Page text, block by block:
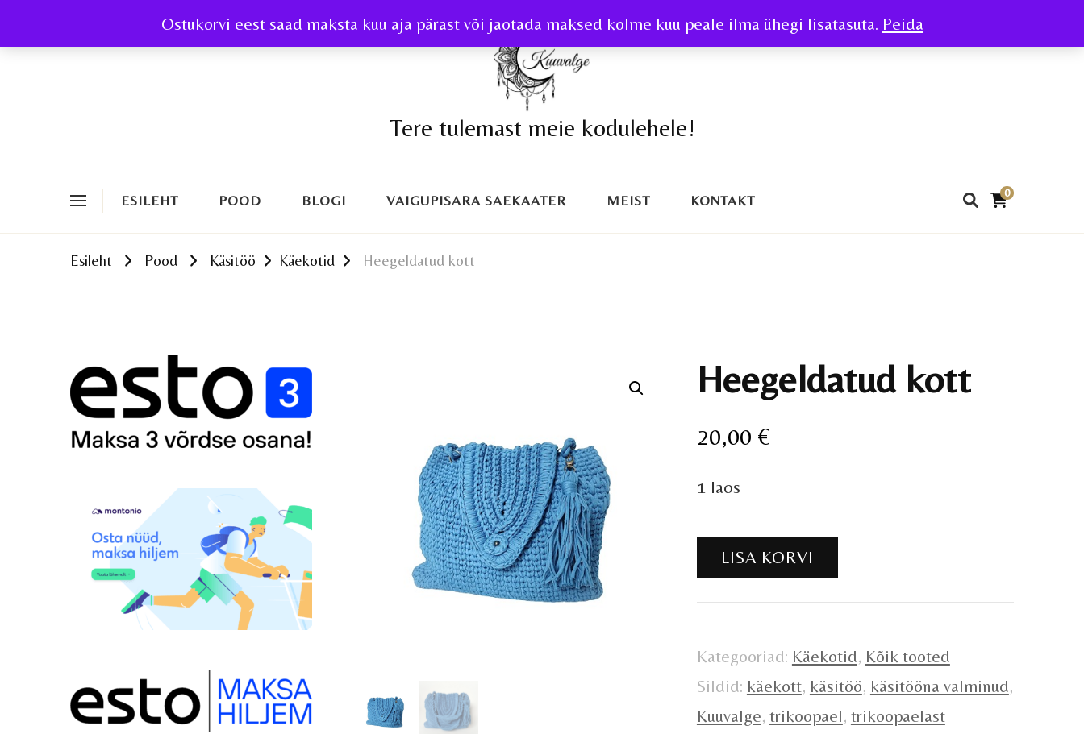
Ostukorvi eest saad maksta kuu aja pärast või jaotada maksed kolme kuu peale ilma ühegi lisatasuta. Peida
Tere tulemast meie kodulehele!
ESILEHT POOD BLOGI VAIGUPISARA SAEKAATER MEIST KONTAKT
0
Esileht Pood Käsitöö Käekotid Heegeldatud kott
Heegeldatud kott
20,00 €
1 laos
Heegeldatud
kott
LISA KORVI
Kategooriad: Käekotid, Kõik tooted
Sildid: käekott, käsitöö, käsitööna valminud,
Kuuvalge, trikoopael, trikoopaelast